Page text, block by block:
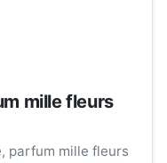
mille fleurs
parfum mille fleurs